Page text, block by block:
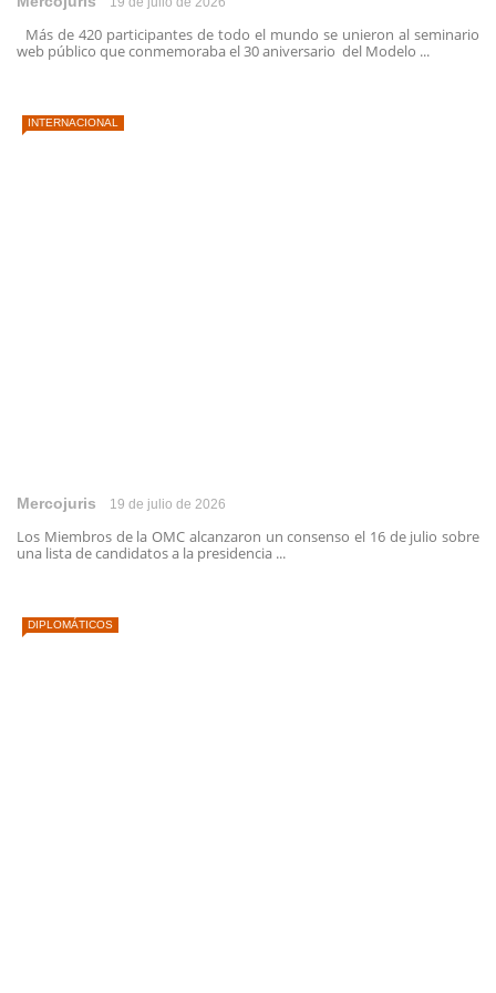
Más de 420 participantes de todo el mundo se unieron al seminario
web público que conmemoraba el 30 aniversario del Modelo ...
INTERNACIONAL
Mercojuris 19 de julio de 2026
Los Miembros de la OMC alcanzaron un consenso el 16 de julio sobre
una lista de candidatos a la presidencia ...
DIPLOMÁTICOS